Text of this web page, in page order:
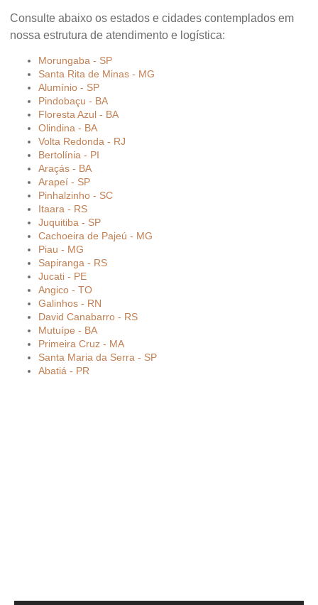
Consulte abaixo os estados e cidades contemplados em
nossa estrutura de atendimento e logística:
Morungaba - SP
Santa Rita de Minas - MG
Alumínio - SP
Pindobaçu - BA
Floresta Azul - BA
Olindina - BA
Volta Redonda - RJ
Bertolínia - PI
Araçás - BA
Arapeí - SP
Pinhalzinho - SC
Itaara - RS
Juquitiba - SP
Cachoeira de Pajeú - MG
Piau - MG
Sapiranga - RS
Jucati - PE
Angico - TO
Galinhos - RN
David Canabarro - RS
Mutuípe - BA
Primeira Cruz - MA
Santa Maria da Serra - SP
Abatiá - PR